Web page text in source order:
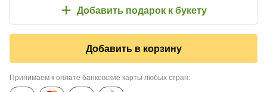
Добавить подарок к букету
Добавить в корзину
Принимаем к оплате банковские карты любых стран: